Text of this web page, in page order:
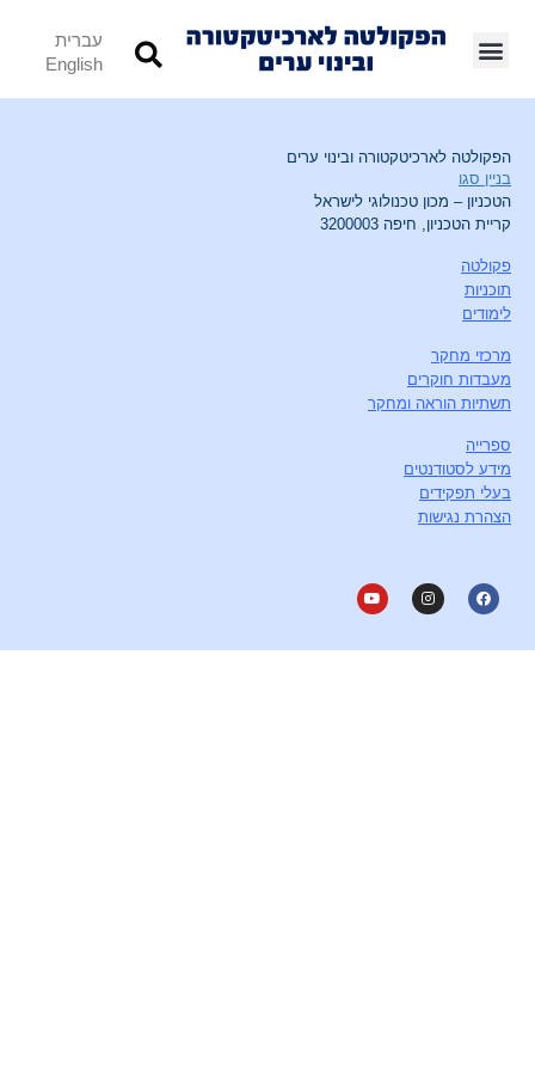
עברית
English
הפקולטה לארכיטקטורה ובינוי ערים
בניין סגו
הטכניון – מכון טכנולוגי לישראל
קריית הטכניון, חיפה 3200003
פקולטה
תוכניות
לימודים
מרכזי מחקר
מעבדות חוקרים
תשתיות הוראה ומחקר
ספרייה
מידע לסטודנטים
בעלי תפקידים
הצהרת נגישות